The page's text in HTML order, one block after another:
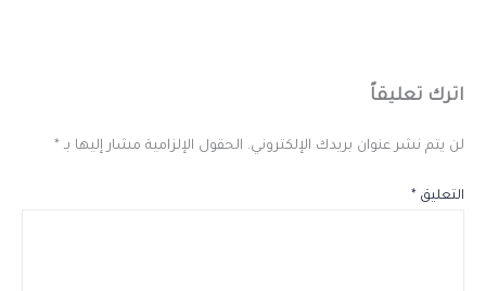
اترك تعليقاً
لن يتم نشر عنوان بريدك الإلكتروني. الحقول الإلزامية مشار إليها بـ *
التعليق *